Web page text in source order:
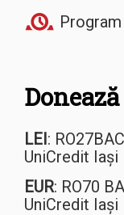
Donează
LEI:
UniCredit Iași
EUR: RO70
UniCredit Iași